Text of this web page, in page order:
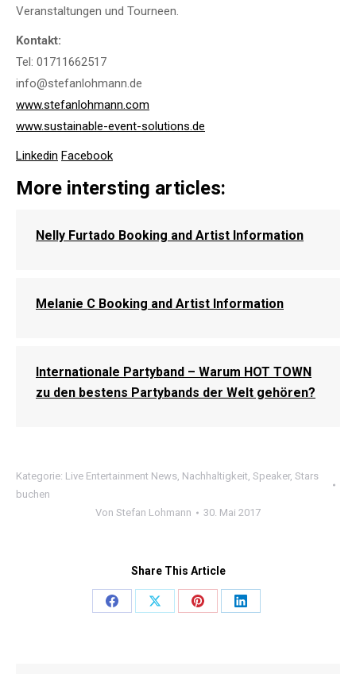
Veranstaltungen und Tourneen.
Kontakt:
Tel: 01711662517
info@stefanlohmann.de
www.stefanlohmann.com
www.sustainable-event-solutions.de
Linkedin Facebook
More intersting articles:
Nelly Furtado Booking and Artist Information
Melanie C Booking and Artist Information
Internationale Partyband – Warum HOT TOWN
zu den bestens Partybands der Welt gehören?
Kategorie: Live Entertainment News, Nachhaltigkeit, Speaker, Stars
buchen
Von Stefan Lohmann 30. Mai 2017
Share This Article
Share
Share
Share
Share